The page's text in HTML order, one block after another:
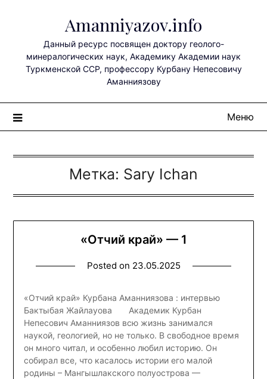
содержимому
Amanniyazov.info
Данный ресурс посвящен доктору геолого-
минералогических наук, Академику Академии наук
Туркменской ССР, профессору Курбану Непесовичу
Аманниязову
Меню
Метка: Sary Ichan
«Отчий край» — 1
Posted on 23.05.2025
«Отчий край» Курбана Аманниязова : интервью
Бактыбая Жайлауова Академик Курбан
Непесович Аманниязов всю жизнь занимался
наукой, геологией, но не только. В свободное время
он много читал, и особенно любил историю. Он
собирал все, что касалось истории его малой
родины – Мангышлакского полуострова —